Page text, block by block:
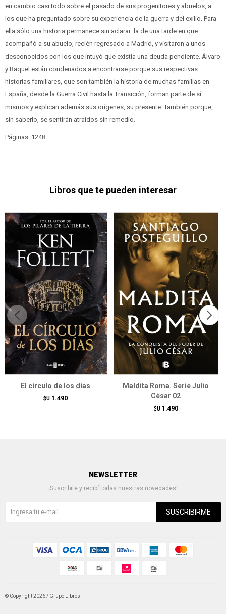
en cambio casi todo sobre el pasado de sus progenitores y abuelos, a
los que ha preguntado sobre su experiencia de la guerra y del exilio. Para
ella sólo una historia permanece sin aclarar: la de una tarde en que
acompañó a su abuelo, recién regresado a Madrid, y visitaron a unos
desconocidos con los que intuyó que existía una deuda pendiente. Álvaro
y Raquel están condenados a encontrarse porque sus respectivas
historias familiares, que son también la historia de muchas familias en
España, desde la Guerra Civil hasta la Transición, forman parte de sí
mismos y explican además sus orígenes, su presente. También porque,
sin saberlo, se sentirán atraídos sin remedio.
Páginas: 1248
Libros que te pueden interesar
El círculo de los días
$U 1.490
Maldita Roma. Serie Julio
César 02
$U 1.490
NEWSLETTER
¡Suscribite y recibí todas nuestras novedades!
SUSCRIBIRME
© Copyright 2026 / Grupo Libros